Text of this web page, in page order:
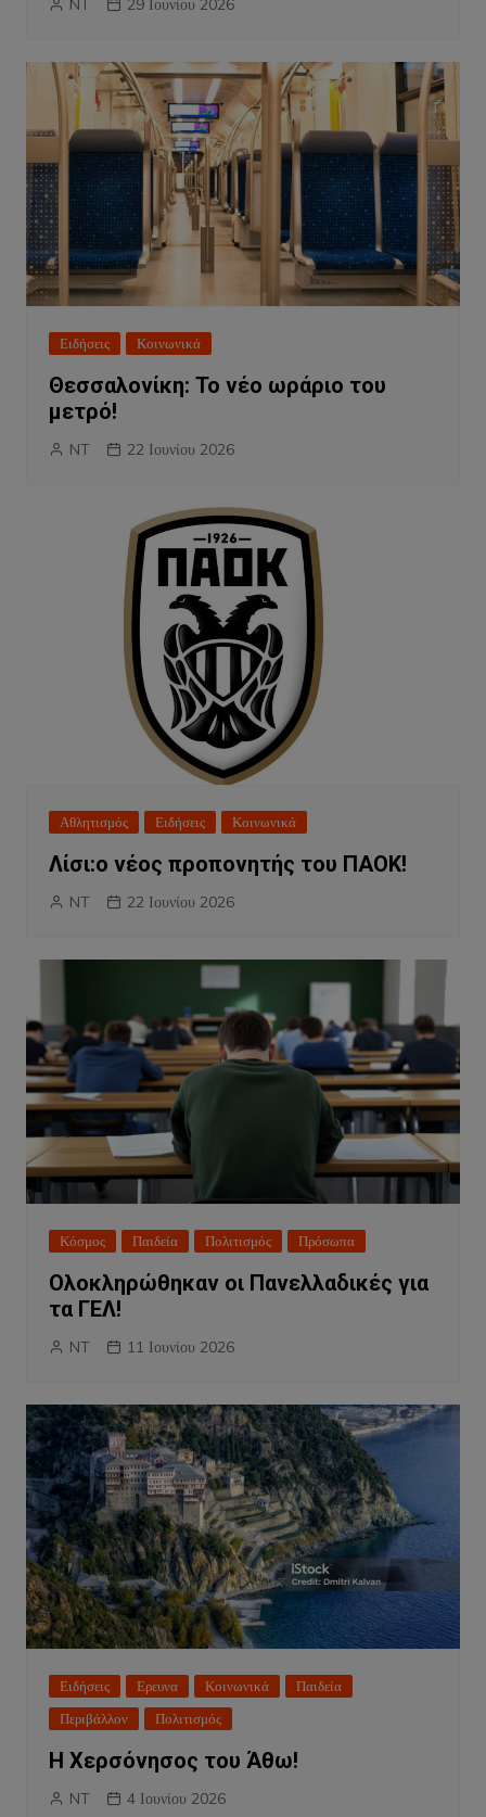
NT 29 Ιουνίου 2026
Ειδήσεις Κοινωνικά
Θεσσαλονίκη: Το νέο ωράριο του
μετρό!
NT 22 Ιουνίου 2026
Αθλητισμός Ειδήσεις Κοινωνικά
Λίσι:ο νέος προπονητής του ΠΑΟΚ!
NT 22 Ιουνίου 2026
Κόσμος Παιδεία Πολιτισμός Πρόσωπα
Ολοκληρώθηκαν οι Πανελλαδικές για
τα ΓΕΛ!
NT 11 Ιουνίου 2026
Ειδήσεις Ερευνα Κοινωνικά
Παιδεία
Περιβάλλον
Πολιτισμός
Η Χερσόνησος του Άθω!
NT 4 Ιουνίου 2026